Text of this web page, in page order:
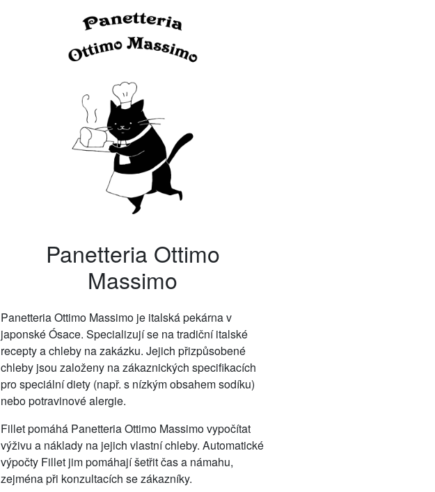
Panetteria Ottimo
Massimo
Panetteria Ottimo Massimo je italská pekárna v
japonské Ósace. Specializují se na tradiční italské
recepty a chleby na zakázku. Jejich přizpůsobené
chleby jsou založeny na zákaznických specifikacích
pro speciální diety (např. s nízkým obsahem sodíku)
nebo potravinové alergie.
Fillet pomáhá Panetteria Ottimo Massimo vypočítat
výživu a náklady na jejich vlastní chleby. Automatické
výpočty Fillet jim pomáhají šetřit čas a námahu,
zejména při konzultacích se zákazníky.